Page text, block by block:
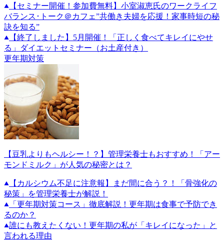
【セミナー開催！参加費無料】小室淑恵氏のワークライフ
バランス･トーク＠カフェ”共働き夫婦を応援！家事時短の秘
訣を知る”
【終了しました】5月開催！「正しく食べてキレイにやせ
る」ダイエットセミナー（お土産付き）
更年期対策
【豆乳よりもヘルシー！？】管理栄養士もおすすめ！「アー
モンドミルク」が人気の秘密とは？
【カルシウム不足に注意報】まだ間に合う？！「骨強化の
秘策」を管理栄養士が解説！
「更年期対策コース」徹底解説！更年期は食事で予防でき
るのか？
誰にも教えたくない！更年期の私が「キレイになった」と
言われる理由